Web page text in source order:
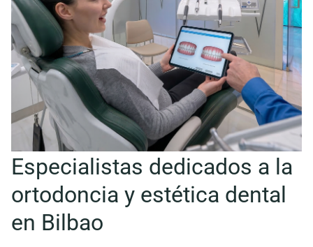
Especialistas dedicados a la
ortodoncia y estética dental
en Bilbao